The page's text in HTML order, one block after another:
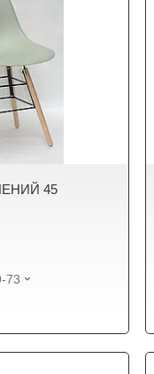
45
73